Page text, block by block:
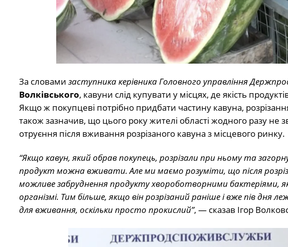
За словами заступника керівника Головного управління
Волківського, кавуни слід купувати у місцях, де якість
Якщо ж покупцеві потрібно придбати частину кавуна,
також зазначив, що цього року жителі області жодного разу
отруєння після вживання розрізаного кавуна з місцевого ринку.
“Якщо кавун, який обрав покупець, розрізали при ньому та
продукт можна вживати. Але ми маємо розуміти, що після
можливе забруднення продукту хвороботворними бактеріями,
організмі. Тим більше, якщо він розрізаний раніше і вже пів
для вживання, оскільки просто прокислий”, — сказав Ігор